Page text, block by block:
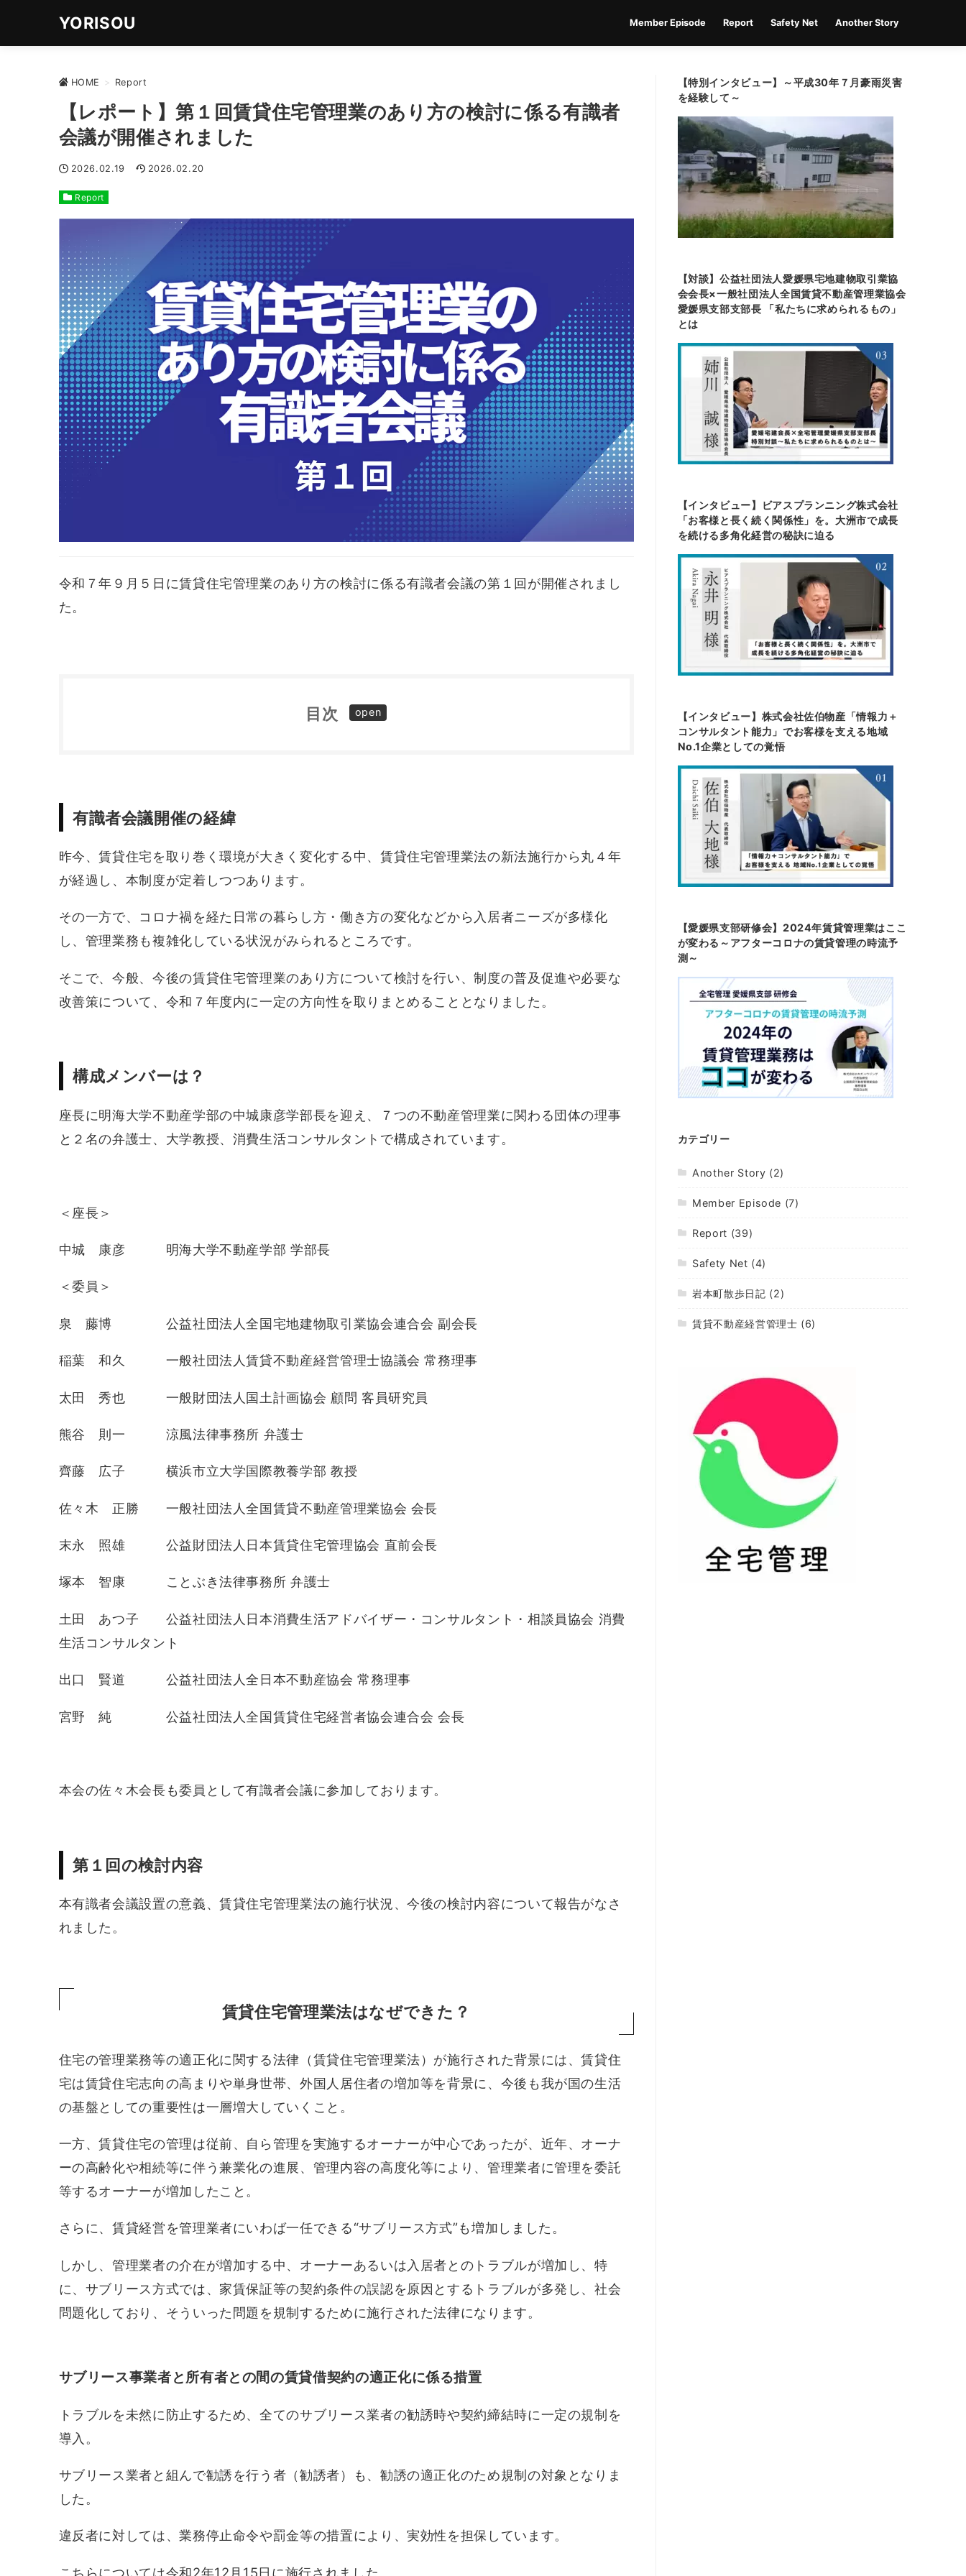
YORISOU Member Episode Report Safety Net Another Story
HOME > Report
【レポート】第１回賃貸住宅管理業のあり方の検討に係る有識者
会議が開催されました
2026.02.19 2026.02.20
Report
令和７年９月５日に賃貸住宅管理業のあり方の検討に係る有識者会議の第１回が開催されまし
た。
目次
賃貸住宅管理業法はなぜできた？
賃貸住宅理業法の登録・講習等の状況
賃貸住宅管理業法施行後の効果
令和６年度全国一斉立入検査結果
今後の有識者会議での検討事項
賃貸住宅管理業法における今後の検討事項①
賃貸住宅管理業法における今後の検討事項②
賃貸住宅管理業に関する主な検討事項（案）
有識者会議開催の経緯
昨今、賃貸住宅を取り巻く環境が大きく変化する中、賃貸住宅管理業法の新法施行から丸４年
が経過し、本制度が定着しつつあります。
その一方で、コロナ禍を経た日常の暮らし方・働き方の変化などから入居者ニーズが多様化
し、管理業務も複雑化している状況がみられるところです。
そこで、今般、今後の賃貸住宅管理業のあり方について検討を行い、制度の普及促進や必要な
改善策について、令和７年度内に一定の方向性を取りまとめることとなりました。
構成メンバーは？
座長に明海大学不動産学部の中城康彦学部長を迎え、７つの不動産管理業に関わる団体の理事
と２名の弁護士、大学教授、消費生活コンサルタントで構成されています。
＜座長＞
中城 康彦 明海大学不動産学部 学部長
＜委員＞
泉 藤博 公益社団法人全国宅地建物取引業協会連合会 副会長
稲葉 和久 一般社団法人賃貸不動産経営管理士協議会 常務理事
太田 秀也 一般財団法人国土計画協会 顧問 客員研究員
熊谷 則一 涼風法律事務所 弁護士
齊藤 広子 横浜市立大学国際教養学部 教授
佐々木 正勝 一般社団法人全国賃貸不動産管理業協会 会長
末永 照雄 公益財団法人日本賃貸住宅管理協会 直前会長
塚本 智康 ことぶき法律事務所 弁護士
土田 あつ子 公益社団法人日本消費生活アドバイザー・コンサルタント・相談員協会 消費
生活コンサルタント
出口 賢道 公益社団法人全日本不動産協会 常務理事
宮野 純 公益社団法人全国賃貸住宅経営者協会連合会 会長
本会の佐々木会長も委員として有識者会議に参加しております。
第１回の検討内容
本有識者会議設置の意義、賃貸住宅管理業法の施行状況、今後の検討内容について報告がなさ
れました。
賃貸住宅管理業法はなぜできた？
住宅の管理業務等の適正化に関する法律（賃貸住宅管理業法）が施行された背景には、賃貸住
宅は賃貸住宅志向の高まりや単身世帯、外国人居住者の増加等を背景に、今後も我が国の生活
の基盤としての重要性は一層増大していくこと。
一方、賃貸住宅の管理は従前、自ら管理を実施するオーナーが中心であったが、近年、オーナ
ーの高齢化や相続等に伴う兼業化の進展、管理内容の高度化等により、管理業者に管理を委託
等するオーナーが増加したこと。
さらに、賃貸経営を管理業者にいわば一任できる“サブリース方式”も増加しました。
しかし、管理業者の介在が増加する中、オーナーあるいは入居者とのトラブルが増加し、特
に、サブリース方式では、家賃保証等の契約条件の誤認を原因とするトラブルが多発し、社会
問題化しており、そういった問題を規制するために施行された法律になります。
サブリース事業者と所有者との間の賃貸借契約の適正化に係る措置
トラブルを未然に防止するため、全てのサブリース業者の勧誘時や契約締結時に一定の規制を
導入。
サブリース業者と組んで勧誘を行う者（勧誘者）も、勧誘の適正化のため規制の対象となりま
した。
違反者に対しては、業務停止命令や罰金等の措置により、実効性を担保しています。
こちらについては令和2年12月15日に施行されました。
【特別インタビュー】～平成30年７月豪雨災害
を経験して～
【対談】公益社団法人愛媛県宅地建物取引業協
会会長×一般社団法人全国賃貸不動産管理業協会
愛媛県支部支部長 「私たちに求められるもの」
とは
【インタビュー】ビアスプランニング株式会社
「お客様と長く続く関係性」を。大洲市で成長
を続ける多角化経営の秘訣に迫る
【インタビュー】株式会社佐伯物産「情報力＋
コンサルタント能力」でお客様を支える地域
No.1企業としての覚悟
【愛媛県支部研修会】2024年賃貸管理業はここ
が変わる～アフターコロナの賃貸管理の時流予
測～
カテゴリー
Another Story (2)
Member Episode (7)
Report (39)
Safety Net (4)
岩本町散歩日記 (2)
賃貸不動産経営管理士 (6)